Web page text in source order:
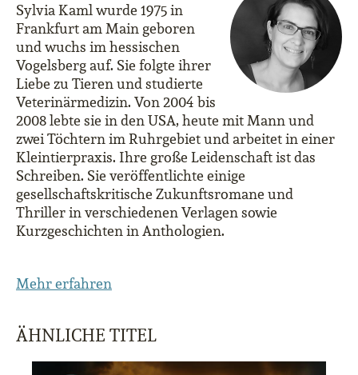
Sylvia Kaml wurde 1975 in
Frankfurt am Main geboren
und wuchs im hessischen
Vogelsberg auf. Sie folgte ihrer
Liebe zu Tieren und studierte
Veterinärmedizin. Von 2004 bis
2008 lebte sie in den USA, heute mit Mann und
zwei Töchtern im Ruhrgebiet und arbeitet in einer
Kleintierpraxis. Ihre große Leidenschaft ist das
Schreiben. Sie veröffentlichte einige
gesellschaftskritische Zukunftsromane und
Thriller in verschiedenen Verlagen sowie
Kurzgeschichten in Anthologien.
Mehr erfahren
ÄHNLICHE TITEL